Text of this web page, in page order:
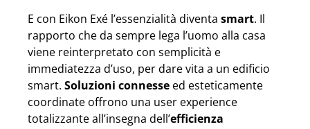
E con Eikon Exé l’essenzialità diventa smart. Il
rapporto che da sempre lega l’uomo alla casa
viene reinterpretato con semplicità e
immediatezza d’uso, per dare vita a un edificio
smart. Soluzioni connesse ed esteticamente
coordinate offrono una user experience
totalizzante all’insegna dell’efficienza